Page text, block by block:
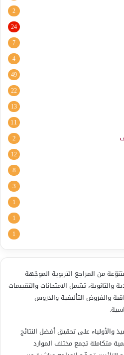
2
24
7
4
49
22
13
11
2
12
8
3
1
1
1
من المراجع التربوية الموجّهة
والثانوية، تشمل الامتحانات والتقييمات
والفروض التأليفية والدروس
والأولياء على تحقيق أفضل النتائج
متكاملة تجمع مختلف الموارد